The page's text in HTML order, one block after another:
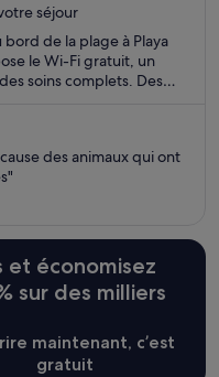
séjour
de la plage à Playa
le Wi-Fi gratuit, un
soins complets. Des
se trouvent à
des animaux qui ont
et économisez
sur des milliers
maintenant, c’est
gratuit